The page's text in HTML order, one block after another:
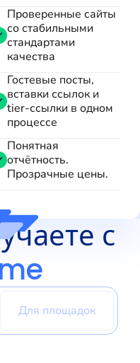
Проверенные сайты
со стабильными
стандартами
качества
Гостевые посты,
вставки ссылок и
tier-ссылки в одном
процессе
Понятная
отчётность.
Прозрачные цены.
с
Для площадок